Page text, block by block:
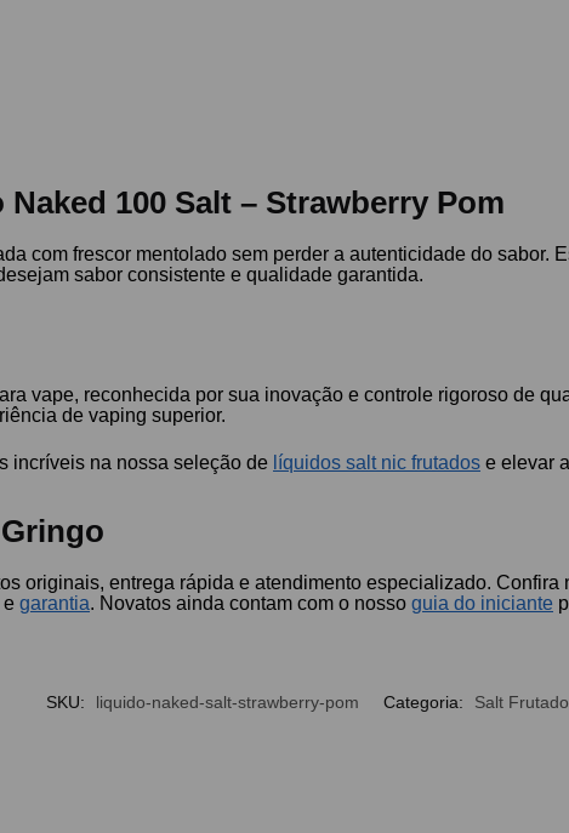
100 Salt – Strawberry Pom
com frescor mentolado sem perder a autenticidade do sabor.
sabor consistente e qualidade garantida.
vape, reconhecida por sua inovação e controle rigoroso de
de vaping superior.
incríveis na nossa seleção de líquidos salt nic frutados e elevar
originais, entrega rápida e atendimento especializado. Confira
egarantia. Novatos ainda contam com o nossoguia do iniciante
SKU: liquido-naked-salt-strawberry-pom Categoria: Salt